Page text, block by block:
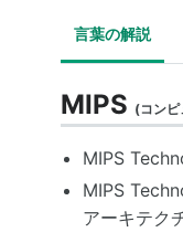
言葉の解説
MIPS (コンピ
MIPS
MIPS
アーキテク